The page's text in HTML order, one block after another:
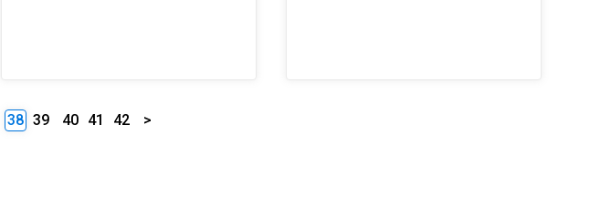
38 39 40 41 42 >